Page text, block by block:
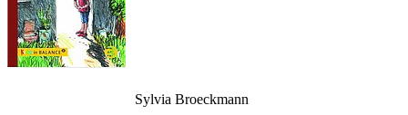
Sylvia Broeckmann